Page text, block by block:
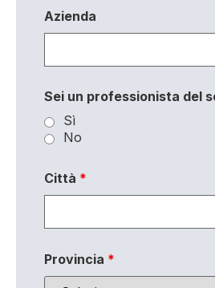
Azienda
Sei un professionista del
Sì
No
Città *
Provincia *